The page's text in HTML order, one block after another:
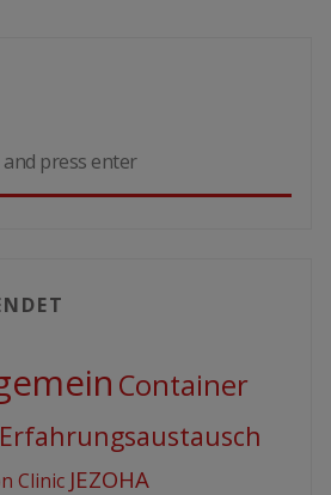
Container
Erfahrungsaustausch
Clinic JEZOHA